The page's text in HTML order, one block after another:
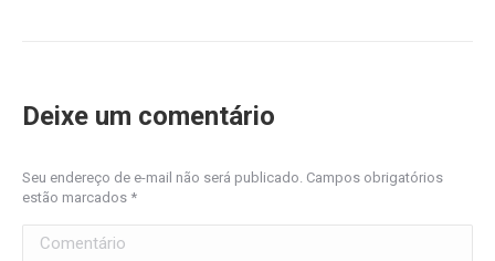
Deixe um comentário
Seu endereço de e-mail não será publicado. Campos obrigatórios
estão marcados *
Comentário